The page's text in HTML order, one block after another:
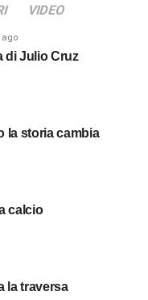
VIDEO
ago
di Julio Cruz
la storia cambia
calcio
la traversa